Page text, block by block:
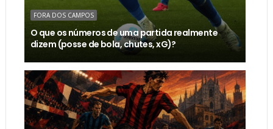
FORA DOS CAMPOS
O que os números de uma partida realmente
dizem (posse de bola, chutes, xG)?